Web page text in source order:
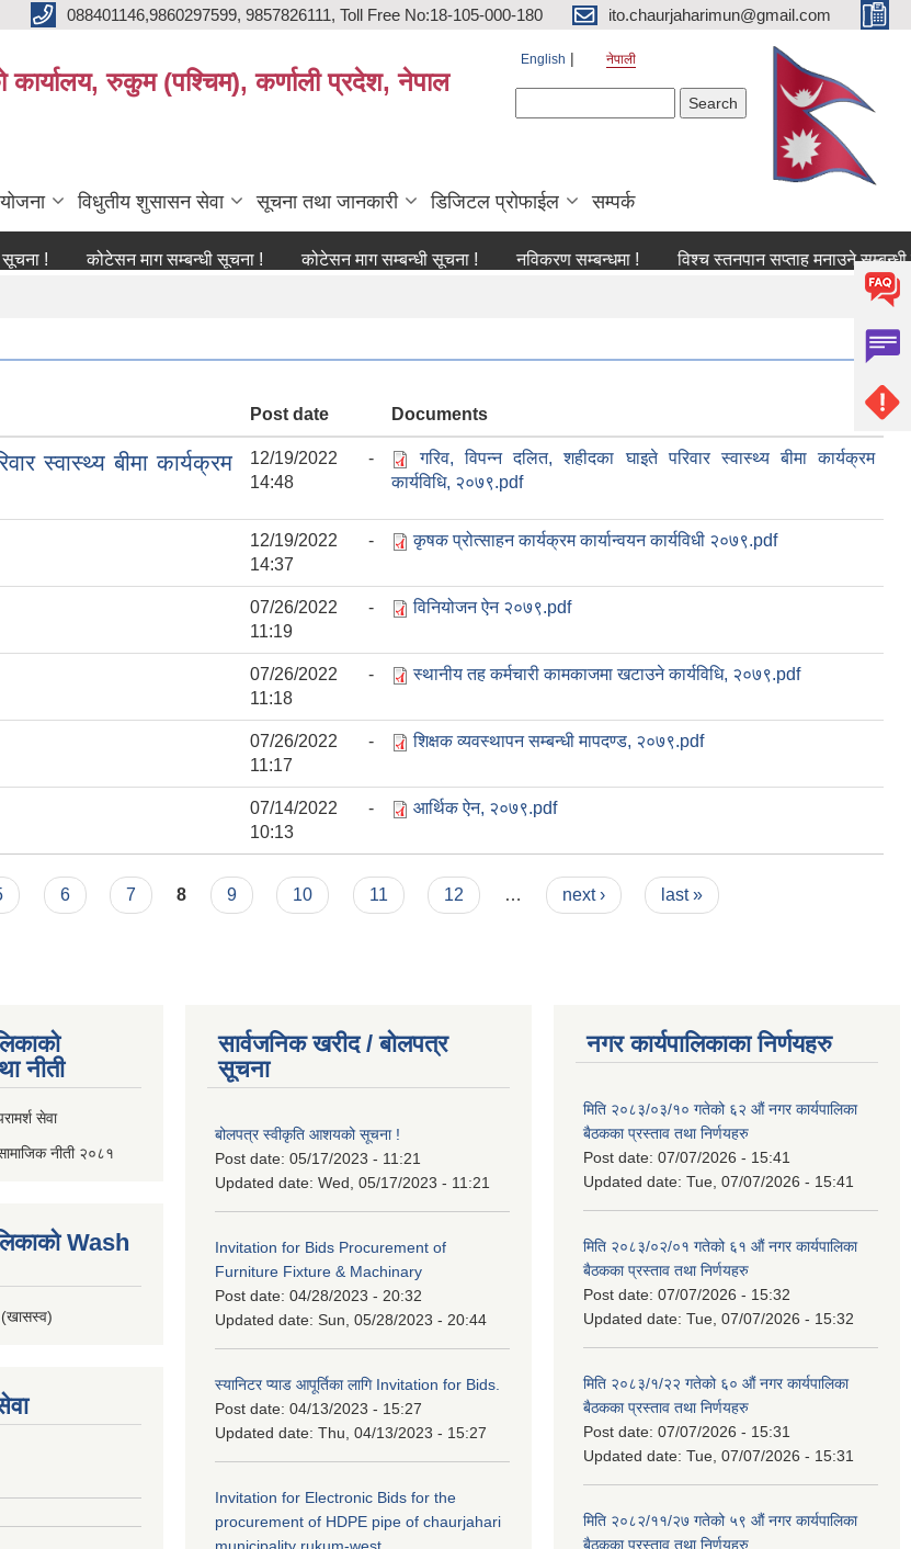
088401146,9860297599, 9857826111, Toll Free No:18-105-000-180 ito.chaurjaharimun@gmail.com
कार्यालय, रुकुम (पश्चिम), कर्णाली प्रदेश, नेपाल
English नेपाली
विधुतीय शुसासन सेवा सूचना तथा जानकारी डिजिटल प्रोफाईल सम्पर्क
कोटेसन माग सम्बन्धी सूचना ! कोटेसन माग सम्बन्धी सूचना ! नविकरण सम्बन्धमा ! विश्च स्तनपान सप्ताह मनाउने सम्बन्धी सूचना !
Post date Documents
स्वास्थ्य बीमा कार्यक्रम
12/19/2022 -
14:48
गरिव, विपन्न दलित, शहीदका घाइते परिवार स्वास्थ्य बीमा कार्यक्रम
कार्यविधि, २०७९.pdf
12/19/2022 -
14:37
कृषक प्रोत्साहन कार्यक्रम कार्यान्वयन कार्यविधी २०७९.pdf
07/26/2022 -
11:19
विनियोजन ऐन २०७९.pdf
07/26/2022 -
11:18
स्थानीय तह कर्मचारी कामकाजमा खटाउने कार्यविधि, २०७९.pdf
07/26/2022 -
11:17
शिक्षक व्यवस्थापन सम्बन्धी मापदण्ड, २०७९.pdf
07/14/2022 -
10:13
आर्थिक ऐन, २०७९.pdf
6 7 8 9 10 11 12 … next › last »
नीती
सेवा
नीती २०८१
Wash
(खासस्व)
सार्वजनिक खरीद / बोलपत्र
सूचना
बोलपत्र स्वीकृति आशयको सूचना !
Post date: 05/17/2023 - 11:21
Updated date: Wed, 05/17/2023 - 11:21
Invitation for Bids Procurement of
Furniture Fixture & Machinary
Post date: 04/28/2023 - 20:32
Updated date: Sun, 05/28/2023 - 20:44
स्यानिटर प्याड आपूर्तिका लागि Invitation for Bids.
Post date: 04/13/2023 - 15:27
Updated date: Thu, 04/13/2023 - 15:27
Invitation for Electronic Bids for the
procurement of HDPE pipe of chaurjahari
municipality rukum-west
नगर कार्यपालिकाका निर्णयहरु
मिति २०८३/०३/१० गतेको ६२ औं नगर कार्यपालिका
बैठकका प्रस्ताव तथा निर्णयहरु
Post date: 07/07/2026 - 15:41
Updated date: Tue, 07/07/2026 - 15:41
मिति २०८३/०२/०१ गतेको ६१ औं नगर कार्यपालिका
बैठकका प्रस्ताव तथा निर्णयहरु
Post date: 07/07/2026 - 15:32
Updated date: Tue, 07/07/2026 - 15:32
मिति २०८३/१/२२ गतेको ६० औं नगर कार्यपालिका
बैठकका प्रस्ताव तथा निर्णयहरु
Post date: 07/07/2026 - 15:31
Updated date: Tue, 07/07/2026 - 15:31
मिति २०८२/११/२७ गतेको ५९ औं नगर कार्यपालिका
बैठकका प्रस्ताव तथा निर्णयहरु